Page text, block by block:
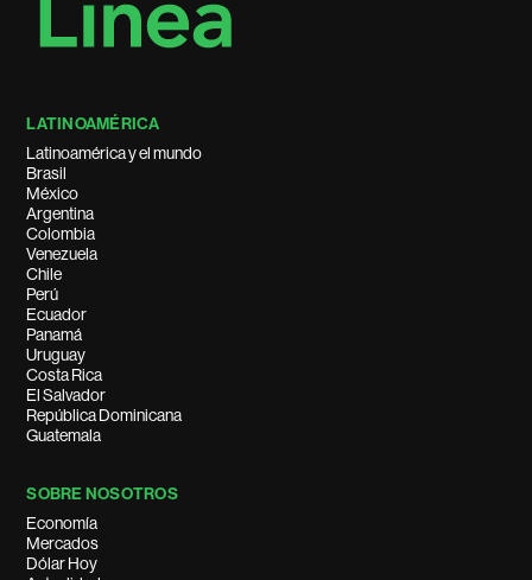
LATINOAMÉRICA
Latinoamérica y el mundo
Brasil
México
Argentina
Colombia
Venezuela
Chile
Perú
Ecuador
Panamá
Uruguay
Costa Rica
El Salvador
República Dominicana
Guatemala
SOBRE NOSOTROS
Economía
Mercados
Dólar Hoy